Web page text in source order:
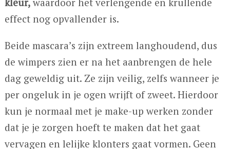
effect nog opvallender is.
Beide mascara’s zijn extreem langhoudend, dus
de wimpers zien er na het aanbrengen de hele
dag geweldig uit. Ze zijn veilig, zelfs wanneer je
per ongeluk in je ogen wrijft of zweet. Hierdoor
kun je normaal met je make-up werken zonder
dat je je zorgen hoeft te maken dat het gaat
vervagen en lelijke klonters gaat vormen. Geen